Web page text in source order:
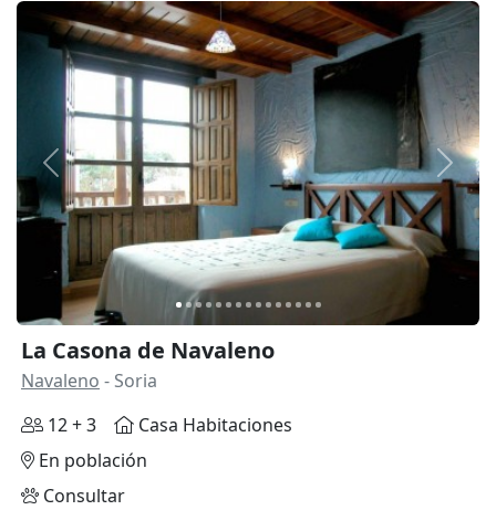
Anterior
La Casona de Navaleno
Navaleno - Soria
12 + 3
Casa Habitaciones
En población
Consultar